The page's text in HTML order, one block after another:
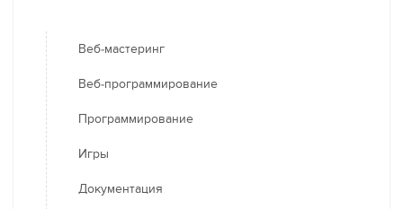
Веб-мастеринг
Веб-программирование
Программирование
Игры
Документация